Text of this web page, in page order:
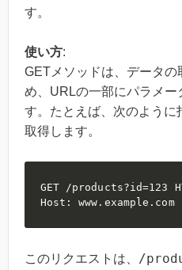
す。
使い方:
GETメソッドは、データの
め、URLの一部にパラメー
す。たとえば、次のよう
取得します。
GET /products?id=123
Host: www.example.com
このリクエストは、 /